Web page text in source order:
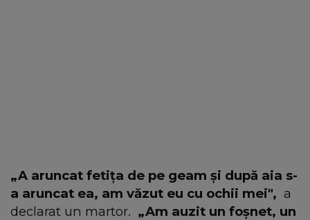
„A aruncat fetița de pe geam și după aia s-
a aruncat ea, am văzut eu cu ochii mei", a
declarat un martor. „Am auzit un foșnet, un